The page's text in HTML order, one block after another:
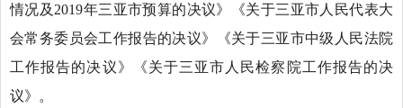
情况及2019年三亚市预算的决议》《关于三亚市人民代表大
会常务委员会工作报告的决议》《关于三亚市中级人民法院
工作报告的决议》《关于三亚市人民检察院工作报告的决
议》。